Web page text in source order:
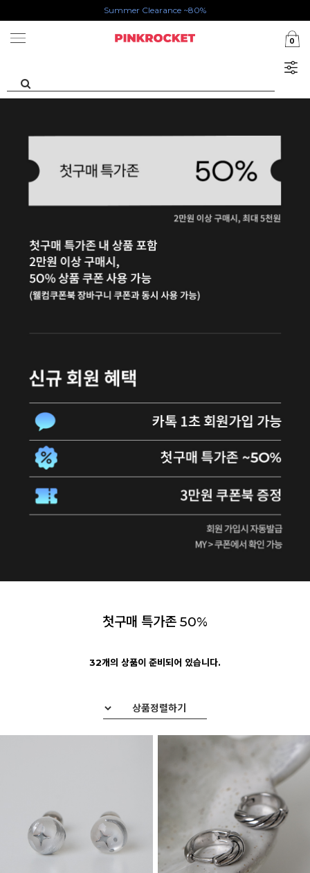
카카오톡 1초 회원가입 30000원 웰컴쿠폰북
0
첫구매 특가존 50%
32개의 상품이 준비되어 있습니다.